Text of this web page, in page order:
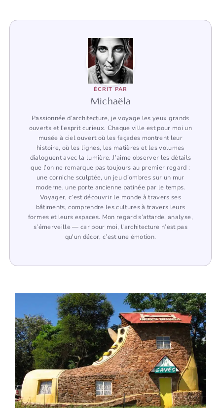
ÉCRIT PAR
Michaëla
Passionnée d’architecture, je voyage les yeux grands
ouverts et l’esprit curieux. Chaque ville est pour moi un
musée à ciel ouvert où les façades montrent leur
histoire, où les lignes, les matières et les volumes
dialoguent avec la lumière. J’aime observer les détails
que l’on ne remarque pas toujours au premier regard :
une corniche sculptée, un jeu d’ombres sur un mur
moderne, une porte ancienne patinée par le temps.
Voyager, c’est découvrir le monde à travers ses
bâtiments, comprendre les cultures à travers leurs
formes et leurs espaces. Mon regard s’attarde, analyse,
s’émerveille — car pour moi, l’architecture n’est pas
qu'un décor, c’est une émotion.